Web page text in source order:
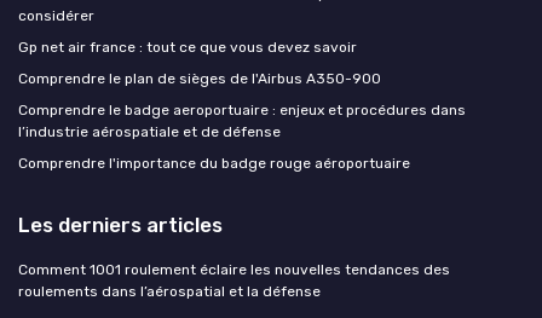
considérer
Gp net air france : tout ce que vous devez savoir
Comprendre le plan de sièges de l'Airbus A350-900
Comprendre le badge aeroportuaire : enjeux et procédures dans
l’industrie aérospatiale et de défense
Comprendre l'importance du badge rouge aéroportuaire
Les derniers articles
Comment 1001 roulement éclaire les nouvelles tendances des
roulements dans l’aérospatial et la défense